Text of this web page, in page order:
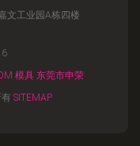
文工业园A栋四楼
模具 东莞市申荣
SITEMAP